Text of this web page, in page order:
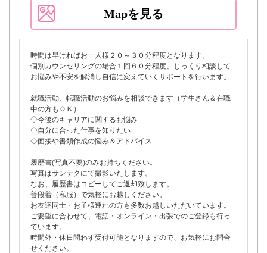
Mapを見る
時間は早ければお一人様２０～３０分程度となります。
個別カウンセリングの場合１回６０分程度、じっくり相談して
お悩みや不安を解消し自信に変えていくサポートを行います。
就職活動、転職活動のお悩みを相談できます（学生さん＆在職
中の方もＯＫ）
◇今後のキャリアに関するお悩み
◇自分に合った仕事を知りたい
◇面接や書類作成の悩み＆アドバイス
履歴書(写真不要)のみお持ちください。
写真はサンテクにて撮影いたします。
なお、履歴書はコピーしてご返却致します。
普段着（私服）で気軽にお越しください。
お友達同士・お子様連れの方も多数お越しいただいています。
ご要望に合わせて、電話・オンライン・出張でのご登録も行っ
ています。
時間外・休日問わず受付可能となりますので、お気軽にお問合
せください。